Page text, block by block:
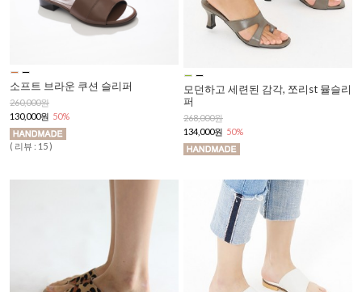
소프트 브라운 쿠션 슬리퍼
260,000원
130,000원 50%
( 리뷰 : 15 )
모던하고 세련된 감각, 쪼리st 뮬슬리
퍼
268,000원
134,000원 50%